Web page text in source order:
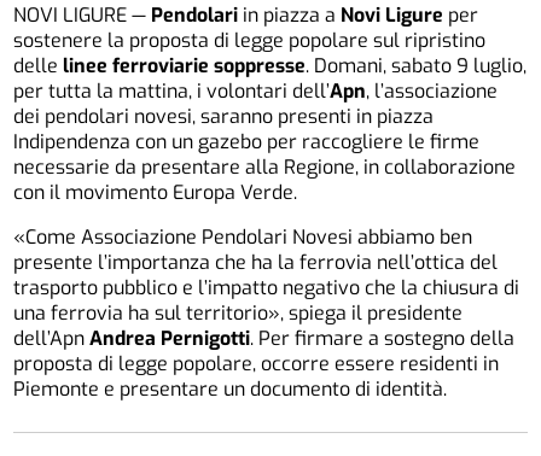
NOVI LIGURE — Pendolari in piazza a Novi Ligure per
sostenere la proposta di legge popolare sul ripristino
dellelinee ferroviarie soppresse. Domani, sabato 9 luglio,
per tutta la mattina, i volontari dell’Apn, l’associazione
dei pendolari novesi, saranno presenti in piazza
Indipendenza con un gazebo per raccogliere le firme
necessarie da presentare alla Regione, in collaborazione
con il movimento Europa Verde.
«Come Associazione Pendolari Novesi abbiamo ben
presente l’importanza che ha la ferrovia nell’ottica del
trasporto pubblico e l’impatto negativo che la chiusura di
una ferrovia ha sul territorio», spiega il presidente
dell’ApnAndrea Pernigotti. Per firmare a sostegno della
proposta di legge popolare, occorre essere residenti in
Piemonte e presentare un documento di identità.